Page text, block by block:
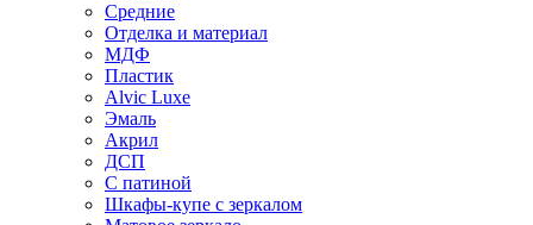
Средние
Отделка и материал
МДФ
Пластик
Alvic Luxe
Эмаль
Акрил
ДСП
С патиной
Шкафы-купе с зеркалом